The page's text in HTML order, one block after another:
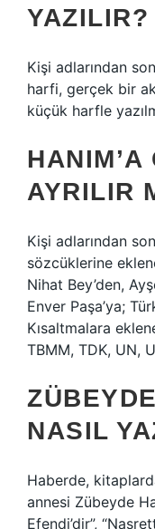
YAZILIR?
Kişi adlarından
harfi, gerçek bir
küçük harfle
AYRILIR
Kişi adlarından
sözcüklerine
Nihat Bey’den,
Enver Paşa’ya;
Kısaltmalara
TBMM, TDK, UN,
NASIL
Haberde,
annesi Zübeyde
Efendi’dir”,